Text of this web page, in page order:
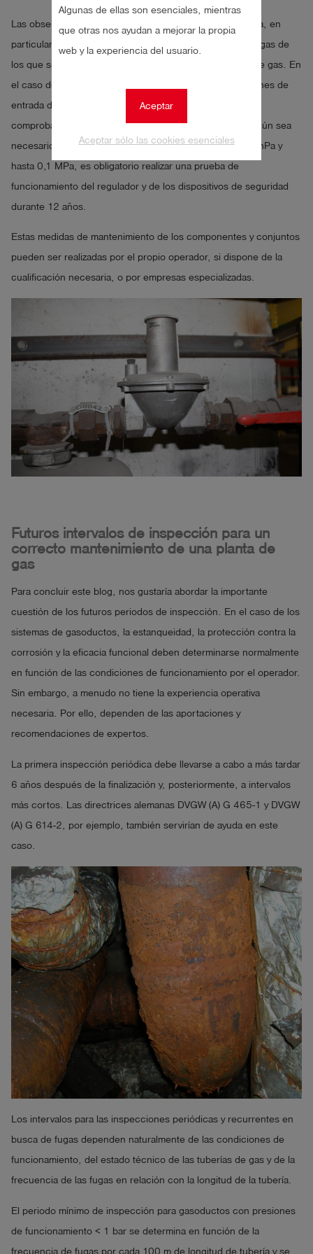
Algunas de ellas son esenciales, mientras
que otras nos ayudan a mejorar la propia
web y la experiencia del usuario.
Aceptar
Aceptar sólo las cookies esenciales
Las observaciones preliminares deben tenerse en cuenta, en
particular, cuando se utilicen reguladores de presión de gas de
los que sea responsable el propietario de la instalación de gas. En
el caso de los reguladores de presión de gas con presiones de
entrada de hasta 100 hPa, el mantenimiento y las
comprobaciones de funcionamiento deben realizarse según sea
necesario. Para presiones de servicio superiores a 100 hPa y
hasta 0,1 MPa, es obligatorio realizar una prueba de
funcionamiento del regulador y de los dispositivos de seguridad
durante 12 años.
Estas medidas de mantenimiento de los componentes y conjuntos
pueden ser realizadas por el propio operador, si dispone de la
cualificación necesaria, o por empresas especializadas.
Futuros intervalos de inspección para un
correcto mantenimiento de una planta de
gas
Para concluir este blog, nos gustaría abordar la importante
cuestión de los futuros periodos de inspección. En el caso de los
sistemas de gasoductos, la estanqueidad, la protección contra la
corrosión y la eficacia funcional deben determinarse normalmente
en función de las condiciones de funcionamiento por el operador.
Sin embargo, a menudo no tiene la experiencia operativa
necesaria. Por ello, dependen de las aportaciones y
recomendaciones de expertos.
La primera inspección periódica debe llevarse a cabo a más tardar
6 años después de la finalización y, posteriormente, a intervalos
más cortos. Las directrices alemanas DVGW (A) G 465-1 y DVGW
(A) G 614-2, por ejemplo, también servirían de ayuda en este
caso.
Los intervalos para las inspecciones periódicas y recurrentes en
busca de fugas dependen naturalmente de las condiciones de
funcionamiento, del estado técnico de las tuberías de gas y de la
frecuencia de las fugas en relación con la longitud de la tubería.
El periodo mínimo de inspección para gasoductos con presiones
de funcionamiento < 1 bar se determina en función de la
frecuencia de fugas por cada 100 m de longitud de tubería y se